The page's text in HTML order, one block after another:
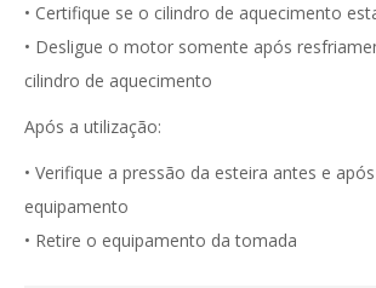
• Certifique se o cilindro de aquecimento
• Desligue o motor somente após
cilindro de aquecimento
Após a utilização:
• Verifique a pressão da esteira antes e
equipamento
• Retire o equipamento da tomada